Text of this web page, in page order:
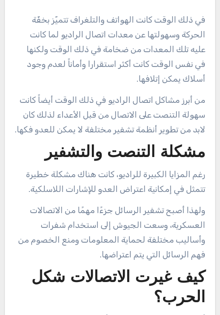
في ذلك الوقت كانت الهواتف والتلغراف تتميّز بخفّة
الحركة وسهولتها عن معدات اتصال الراديو لما كانت
عليه تلك المعدات من ضخامة في ذلك الوقت ولكنها
في نفس الوقت كانت أكثر استقرارا وأماناً لعدم وجود
أسلاك يمكن إتلافها.
من أبرز مشاكل اتصال الراديو في ذلك الوقت أيضاً كانت
سهولة التنصت على الاتصال من قبل الأعداء لذلك كان
لابد من تطوير أنظمة تشفير مختلفة لا يمكن للعدو فكها.
مشكلة التنصت والتشفير
رغم المزايا الكبيرة للراديو، كانت هناك مشكلة خطيرة
تتمثل في إمكانية اعتراض العدو للإشارات اللاسلكية.
ولهذا أصبح تشفير الرسائل جزءًا مهمًا من الاتصالات
العسكرية، وسعت الجيوش إلى استخدام شفرات
وأساليب مختلفة لحماية المعلومات ومنع الخصوم من
فهم الرسائل التي يتم اعتراضها.
كيف غيرت الاتصالات شكل
الحرب؟